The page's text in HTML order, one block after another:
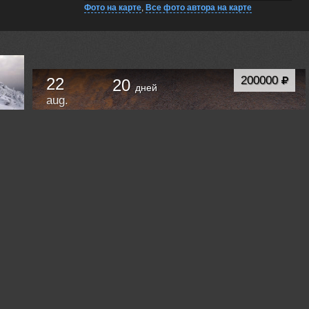
Фото на карте, Все фото автора на карте
200000
22
aug.
20дней